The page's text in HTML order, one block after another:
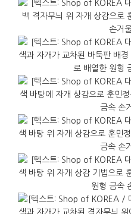
선물하기에 부담이 없습니
미팅 전 단정한 인상을 확
정리할 때, 책상 위의 소
자연스럽게 어울립니다.
안정감을 주며, 과하지 않
분위기를 유지합니다.
가로 : 7cm 세로 : 7.5cm